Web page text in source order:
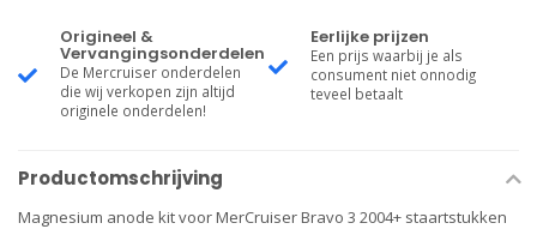
Origineel &
Vervangingsonderdelen
De Mercruiser onderdelen
die wij verkopen zijn altijd
originele onderdelen!
Eerlijke prijzen
Een prijs waarbij je als
consument niet onnodig
teveel betaalt
Productomschrijving
Magnesium anode kit voor MerCruiser Bravo 3 2004+ staartstukken